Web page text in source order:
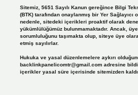
Sitemiz, 5651 Sayılı Kanun gereğince Bilgi
(BTK) tarafından onaylanmış bir Yer
nedenle, sitedeki içerikleri proaktif olarak
yükümlülüğümüz bulunmamaktadır. Ancak,
sorumluluğunu taşımakta olup, siteye üye
etmiş sayılırlar.
Hukuka ve yasal düzenlemelere aykırı
backlinkpanelicomtr@gmail.comadresine
içerikler yasal süre içerisinde sitemizden